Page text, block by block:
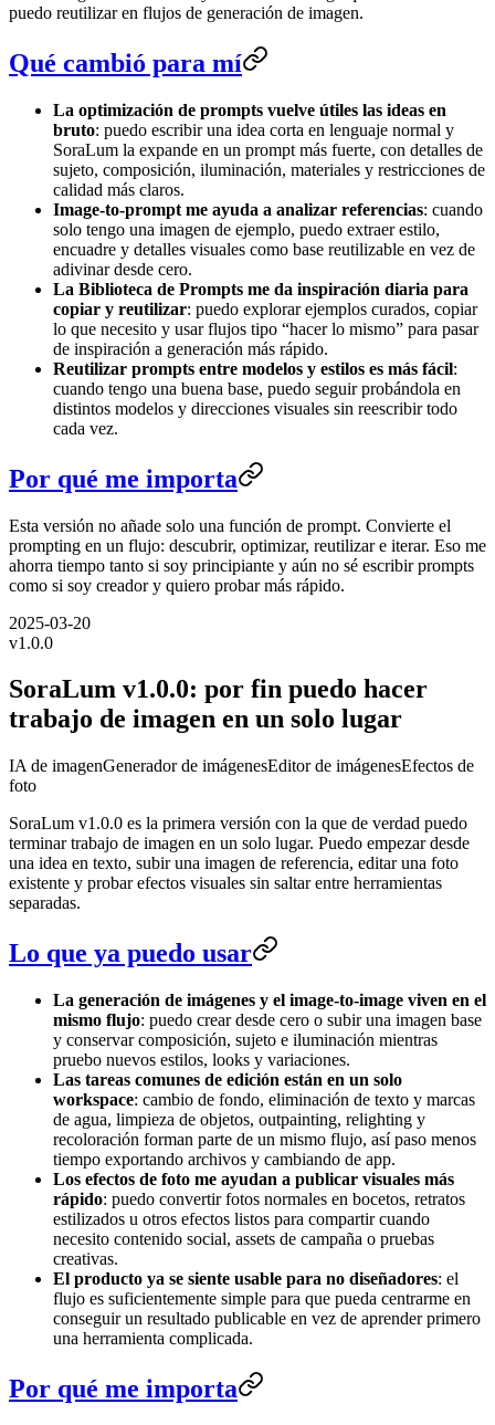
puedo reutilizar en flujos de generación de imagen.
Qué cambió para mí
La optimización de prompts vuelve útiles las ideas en
bruto: puedo escribir una idea corta en lenguaje normal y
SoraLum la expande en un prompt más fuerte, con detalles de
sujeto, composición, iluminación, materiales y restricciones de
calidad más claros.
Image-to-prompt me ayuda a analizar referencias: cuando
solo tengo una imagen de ejemplo, puedo extraer estilo,
encuadre y detalles visuales como base reutilizable en vez de
adivinar desde cero.
La Biblioteca de Prompts me da inspiración diaria para
copiar y reutilizar: puedo explorar ejemplos curados, copiar
lo que necesito y usar flujos tipo “hacer lo mismo” para pasar
de inspiración a generación más rápido.
Reutilizar prompts entre modelos y estilos es más fácil:
cuando tengo una buena base, puedo seguir probándola en
distintos modelos y direcciones visuales sin reescribir todo
cada vez.
Por qué me importa
Esta versión no añade solo una función de prompt. Convierte el
prompting en un flujo: descubrir, optimizar, reutilizar e iterar. Eso me
ahorra tiempo tanto si soy principiante y aún no sé escribir prompts
como si soy creador y quiero probar más rápido.
2025-03-20
v1.0.0
SoraLum v1.0.0: por fin puedo hacer
trabajo de imagen en un solo lugar
IA de imagenGenerador de imágenesEditor de imágenesEfectos de
foto
SoraLum v1.0.0 es la primera versión con la que de verdad puedo
terminar trabajo de imagen en un solo lugar. Puedo empezar desde
una idea en texto, subir una imagen de referencia, editar una foto
existente y probar efectos visuales sin saltar entre herramientas
separadas.
Lo que ya puedo usar
La generación de imágenes y el image-to-image viven en el
mismo flujo: puedo crear desde cero o subir una imagen base
y conservar composición, sujeto e iluminación mientras
pruebo nuevos estilos, looks y variaciones.
Las tareas comunes de edición están en un solo
workspace: cambio de fondo, eliminación de texto y marcas
de agua, limpieza de objetos, outpainting, relighting y
recoloración forman parte de un mismo flujo, así paso menos
tiempo exportando archivos y cambiando de app.
Los efectos de foto me ayudan a publicar visuales más
rápido: puedo convertir fotos normales en bocetos, retratos
estilizados u otros efectos listos para compartir cuando
necesito contenido social, assets de campaña o pruebas
creativas.
El producto ya se siente usable para no diseñadores: el
flujo es suficientemente simple para que pueda centrarme en
conseguir un resultado publicable en vez de aprender primero
una herramienta complicada.
Por qué me importa